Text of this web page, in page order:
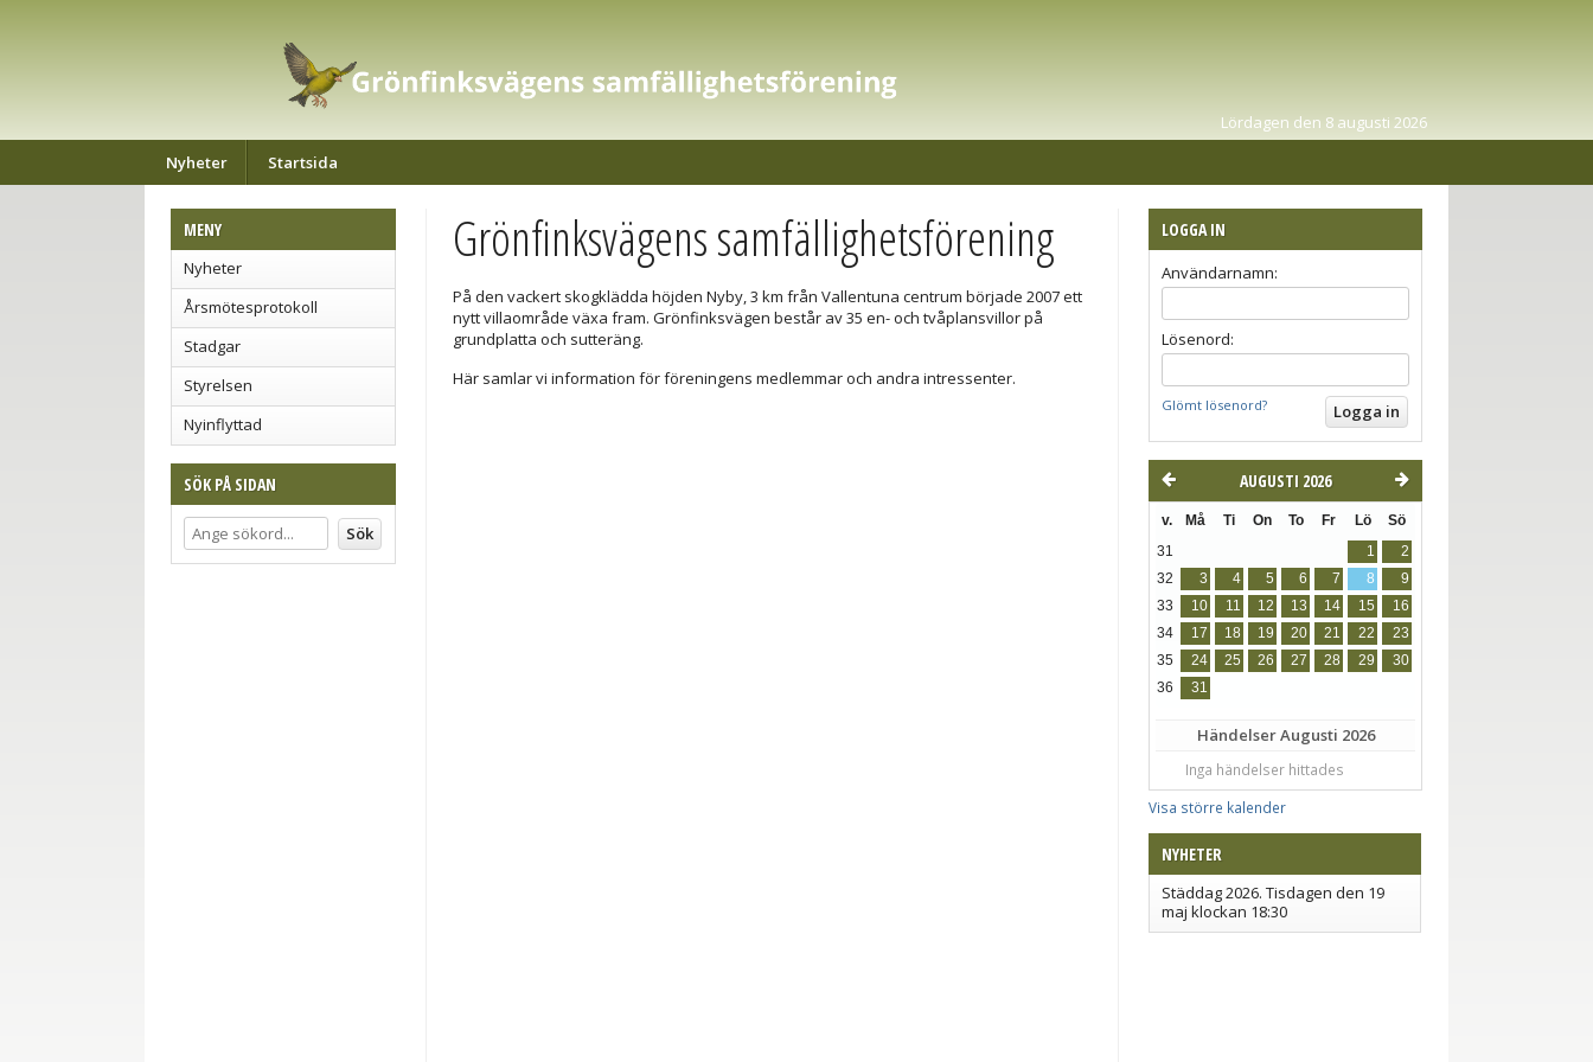
Lördagen den 8 augusti 2026
Nyheter
Startsida
MENY
Nyheter
Årsmötesprotokoll
Stadgar
Styrelsen
Nyinflyttad
SÖK PÅ SIDAN
LOGGA IN
Användarnamn:
Lösenord:
Glömt lösenord?
AUGUSTI 2026
v. Må Ti On To Fr Lö Sö
31 1
2
32
3 4 5 6 7 8
9
33
10 11 12 13 14 15
16
34
17 18 19 20 21 22
23
35
24 25 26 27 28 29
30
36
31
HändelserAugusti 2026
Inga händelser hittades
Visa större kalender
NYHETER
Städdag 2026. Tisdagen den 19
maj klockan 18:30
Grönfinksvägens samfällighetsförening
På den vackert skogklädda höjden Nyby, 3 km från Vallentuna centrum började 2007 ett
nytt villaområde växa fram. Grönfinksvägen består av 35 en- och tvåplansvillor på
grundplatta och sutteräng.
Här samlar vi information för föreningens medlemmar och andra intressenter.